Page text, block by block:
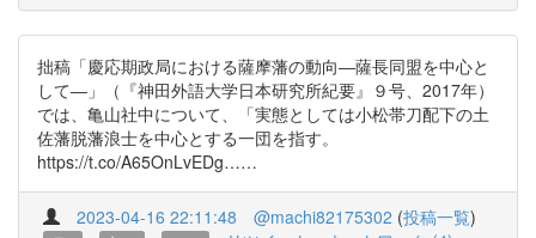
拙稿「慶応期政局における薩摩藩の動向―薩長同盟を中心と
して―」（『神田外語大学日本研究所紀要』９号、2017年）
では、亀山社中について、「実態としては小松帯刀配下の土
佐藩脱藩浪士を中心とする一団を指す。
https://t.co/A65OnLvEDg……
2023-04-16 22:11:48 @machi82175302 (投稿一覧)